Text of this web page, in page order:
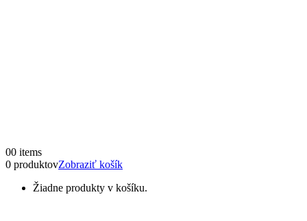
00 items
0 produktovZobraziť košík
Žiadne produkty v košíku.